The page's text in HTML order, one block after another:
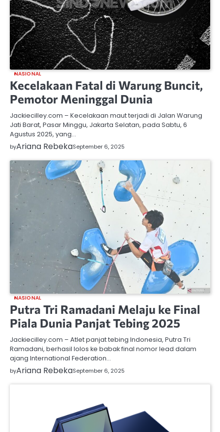
NASIONAL
Kecelakaan Fatal di Warung Buncit,
Pemotor Meninggal Dunia
Jackiecilley.com – Kecelakaan maut terjadi di Jalan Warung
Jati Barat, Pasar Minggu, Jakarta Selatan, pada Sabtu, 6
Agustus 2025, yang…
byAriana RebekaSeptember 6, 2025
NASIONAL
Putra Tri Ramadani Melaju ke Final
Piala Dunia Panjat Tebing 2025
Jackiecilley.com – Atlet panjat tebing Indonesia, Putra Tri
Ramadani, berhasil lolos ke babak final nomor lead dalam
ajang International Federation…
byAriana RebekaSeptember 6, 2025